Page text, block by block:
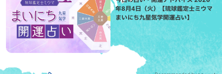
年8月4日（火）【琉球鑑定士ミウマ
まいにち九星気学開運占い】